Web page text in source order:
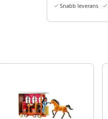
Snabb leverans